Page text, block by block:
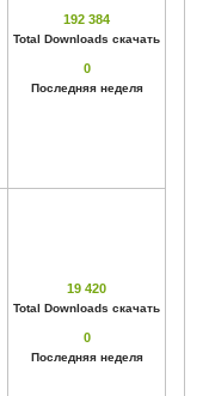
192 384
Total Downloads скачать
0
Последняя неделя
19 420
Total Downloads скачать
0
Последняя неделя